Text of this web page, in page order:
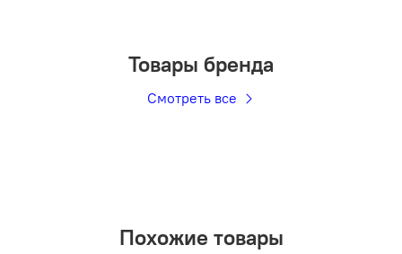
Товары бренда
Смотреть все
Похожие товары